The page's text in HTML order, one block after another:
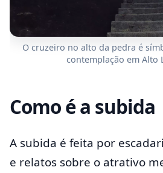
O cruzeiro no alto da pedra é
contemplação em Alto
Como é a subida
A subida é feita por
e relatos sobre o atrativo